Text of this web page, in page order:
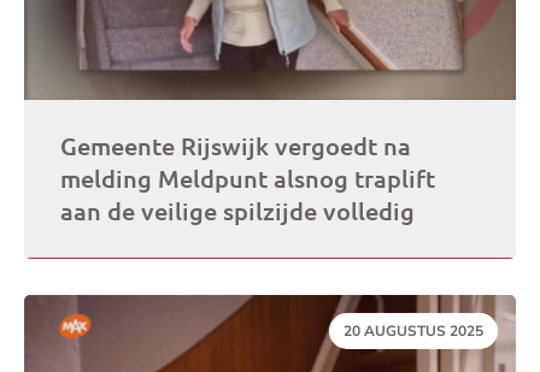
Gemeente Rijswijk vergoedt na
melding Meldpunt alsnog traplift
aan de veilige spilzijde volledig
DATUM:
20 AUGUSTUS 2025